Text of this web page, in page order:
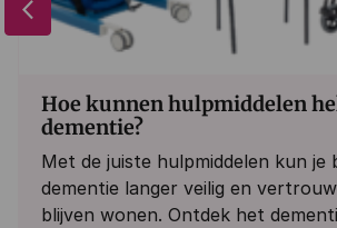
Hoe kunnen hulpmiddelen
dementie?
Met de juiste hulpmiddelen kun je
dementie langer veilig en
blijven wonen. Ontdek het
arrow_back_ios_new